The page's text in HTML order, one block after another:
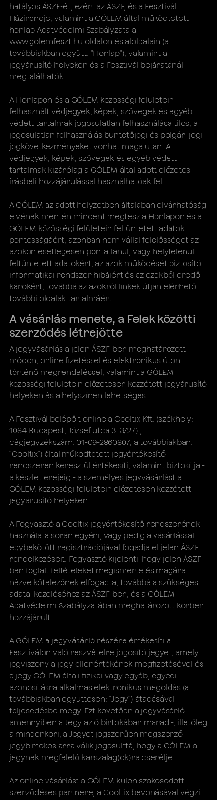
hatályos ÁSZF-ét, ezért az ÁSZF, és a Fesztivál
Házirendje, valamint a GÓLEM által működtetett
honlap Adatvédelmi Szabályzata a ​
www.golemfeszt.hu oldalon és aloldalain (a
továbbiakban együtt: "​Honlap​"), valamint a
jegyárusító helyeken és a Fesztivál bejáratánál
megtalálhatók.
A Honlapon és a GÓLEM közösségi felületein
felhasznált védjegyek, képek, szövegek és egyéb
védett tartalmak jogosulatlan felhasználása tilos, a
jogosulatlan felhasználás büntetőjogi és polgári jogi
jogkövetkezményeket vonhat maga után. A
védjegyek, képek, szövegek és egyéb védett
tartalmak kizárólag a GÓLEM által adott előzetes
írásbeli hozzájárulással használhatóak fel.
A GÓLEM az adott helyzetben általában elvárhatóság
elvének mentén mindent megtesz a Honlapon és a
GÓLEM közösségi felületein feltüntetett adatok
pontosságáért, azonban nem vállal felelősséget az
azokon esetlegesen pontatlanul, vagy helytelenül
feltüntetett adatokért, az azok működését biztosító
informatikai rendszer hibáiért és az ezekből eredő
károkért, továbbá az azokról linkek útján elérhető
további oldalak tartalmáért.
A vásárlás menete, a Felek közötti
szerződés létrejötte
A jegyvásárlás a jelen ÁSZF-ben meghatározott
módon, online fizetéssel és elektronikus úton
történő megrendeléssel, valamint a GÓLEM
közösségi felületein előzetesen közzétett jegyárusító
helyeken és a helyszínen lehetséges.
A Fesztivál belépőit online a Cooltix Kft. (székhely:
1084 Budapest, József utca 3. 3/27).;
cégjegyzékszám: 01-09-2860807; a továbbiakban:
"Cooltix​") által működtetett jegyértékesítő
rendszeren keresztül értékesíti, valamint biztosítja -
a készlet erejéig - a személyes jegyvásárlást a
GÓLEM közösségi felületein előzetesen közzétett
jegyárusító helyeken.
A Fogyasztó a Cooltix jegyértékesítő rendszerének
használata során egyéni, vagy pedig a vásárlással
egybekötött regisztrációjával fogadja el jelen ÁSZF
rendelkezéseit. Fogyasztó kijelenti, hogy jelen ÁSZF-
ben foglalt feltételeket megismerte és magára
nézve kötelezőnek elfogadta, továbbá a szükséges
adatai kezeléséhez az ÁSZF-ben, és a GÓLEM
Adatvédelmi Szabályzatában meghatározott körben
hozzájárult.
A GÓLEM a jegyvásárló részére értékesíti a
Fesztiválon való részvételre jogosító jegyet, amely
jogviszony a jegy ellenértékének megfizetésével és
a jegy GÓLEM általi fizikai vagy egyéb, egyedi
azonosításra alkalmas elektronikus megoldás (a
továbbiakban együttesen: "​Jegy​") átadásával
teljesedésbe megy. Ezt követően a jegyvásárló -
amennyiben a Jegy az ő birtokában marad -, illetőleg
a mindenkori, a Jegyet jogszerűen megszerző
jegybirtokos arra válik jogosulttá, hogy a GÓLEM a
jegynek megfelelő karszalag(ok)ra cserélje.
Az online vásárlást a GÓLEM külön szakosodott
szerződéses partnere, a Cooltix bevonásával végzi,